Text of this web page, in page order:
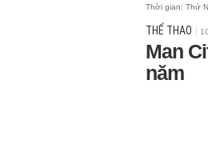
Thời gian: Thứ
THỂ THAO
Man
năm